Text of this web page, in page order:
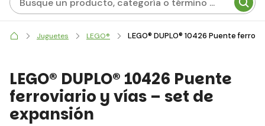
Juguetes LEGO® LEGO® DUPLO® 10426 Puente
LEGO® DUPLO® 10426 Puente
ferroviario y vías – set de
expansión